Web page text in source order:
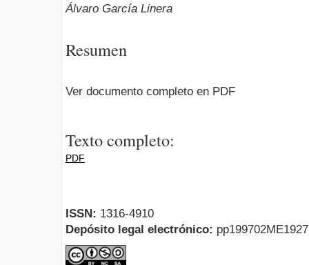
Álvaro García Linera
Resumen
Ver documento completo en PDF
Texto completo:
PDF
ISSN: 1316-4910
Depósito legal electrónico: